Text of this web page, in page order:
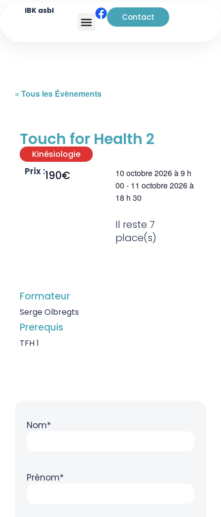
IBK asbl
Contact
« Tous les Évènements
Touch for Health 2
Kinésiologie
Prix :190€ 10 octobre 2026à9 h
00 - 11 octobre 2026à
18 h 30
Il reste 7
place(s)
Formateur
Serge Olbregts
Prerequis
TFH 1
Nom*
Prénom*